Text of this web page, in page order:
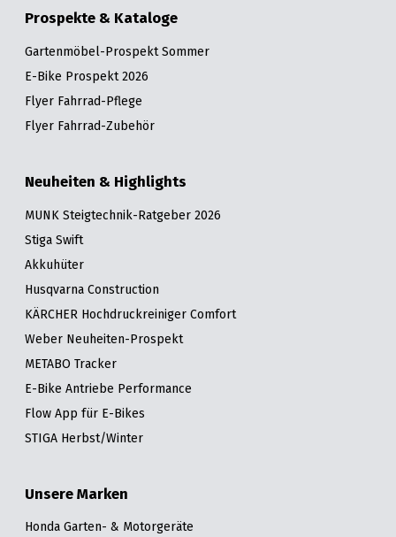
Prospekte & Kataloge
Gartenmöbel-Prospekt Sommer
E-Bike Prospekt 2026
Flyer Fahrrad-Pflege
Flyer Fahrrad-Zubehör
Neuheiten & Highlights
MUNK Steigtechnik-Ratgeber 2026
Stiga Swift
Akkuhüter
Husqvarna Construction
KÄRCHER Hochdruckreiniger Comfort
Weber Neuheiten-Prospekt
METABO Tracker
E-Bike Antriebe Performance
Flow App für E-Bikes
STIGA Herbst/Winter
Unsere Marken
Honda Garten- & Motorgeräte